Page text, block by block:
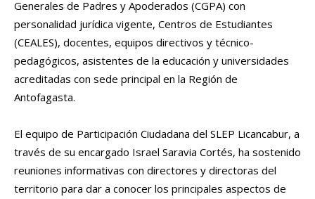
Generales de Padres y Apoderados (CGPA) con
personalidad jurídica vigente, Centros de Estudiantes
(CEALES), docentes, equipos directivos y técnico-
pedagógicos, asistentes de la educación y universidades
acreditadas con sede principal en la Región de
Antofagasta.
El equipo de Participación Ciudadana del SLEP Licancabur, a
través de su encargado Israel Saravia Cortés, ha sostenido
reuniones informativas con directores y directoras del
territorio para dar a conocer los principales aspectos de